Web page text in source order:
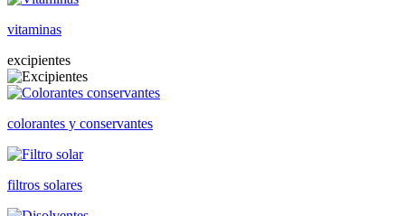
vitaminas
excipientes
colorantes y conservantes
filtros solares